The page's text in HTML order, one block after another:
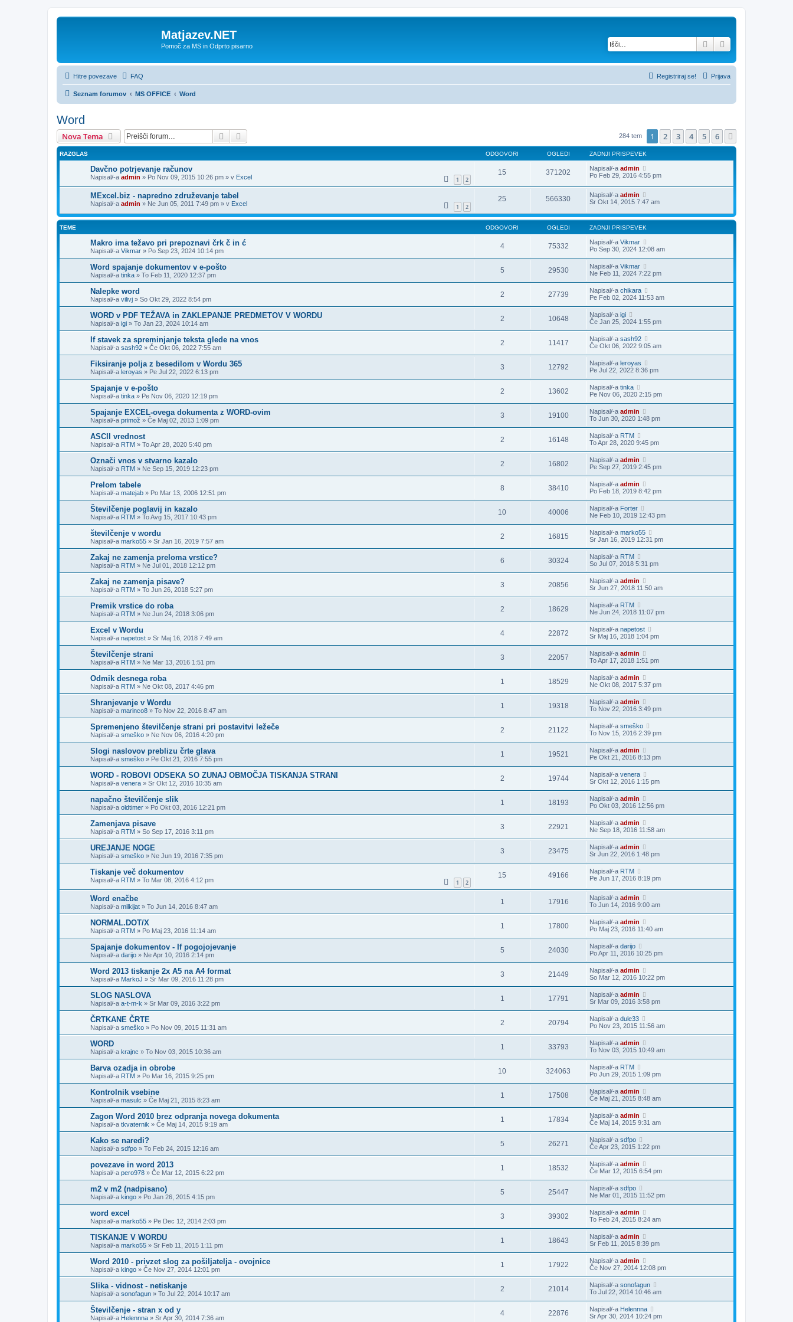
Matjazev.NET
Pomoč za MS in Odprto pisarno Iskanje
Hitre povezave FAQ Prijava
Registriraj se!
Seznam forumov MS OFFICE Word
Word
Nova Tema Iskanje 284 tem 1 2 3 4 5 6
RAZGLAS ODGOVORI OGLEDI ZADNJI PRISPEVEK
Davčno potrjevanje računov
Napisal/-a admin » Po Nov 09, 2015 10:26 pm » v Excel 1 2
15 371202 Napisal/-a admin
Po Feb 29, 2016 4:55 pm
MExcel.biz - napredno združevanje tabel
Napisal/-a admin » Ne Jun 05, 2011 7:49 pm » v Excel 1 2
25 566330 Napisal/-a admin
Sr Okt 14, 2015 7:47 am
TEME ODGOVORI OGLEDI ZADNJI PRISPEVEK
Makro ima težavo pri prepoznavi črk č in ć
Napisal/-a Vikmar » Po Sep 23, 2024 10:14 pm
4 75332 Napisal/-a Vikmar
Po Sep 30, 2024 12:08 am
Word spajanje dokumentov v e-pošto
Napisal/-a tinka » To Feb 11, 2020 12:37 pm
5 29530 Napisal/-a Vikmar
Ne Feb 11, 2024 7:22 pm
Nalepke word
Napisal/-a vilivj » So Okt 29, 2022 8:54 pm
2 27739 Napisal/-a chikara
Pe Feb 02, 2024 11:53 am
WORD v PDF TEŽAVA in ZAKLEPANJE PREDMETOV V WORDU
Napisal/-a igi » To Jan 23, 2024 10:14 am
2 10648 Napisal/-a igi
Če Jan 25, 2024 1:55 pm
If stavek za spreminjanje teksta glede na vnos
Napisal/-a sash92 » Če Okt 06, 2022 7:55 am
2 11417 Napisal/-a sash92
Če Okt 06, 2022 9:05 am
Fiksiranje polja z besedilom v Wordu 365
Napisal/-a leroyas » Pe Jul 22, 2022 6:13 pm
3 12792 Napisal/-a leroyas
Pe Jul 22, 2022 8:36 pm
Spajanje v e-pošto
Napisal/-a tinka » Pe Nov 06, 2020 12:19 pm
2 13602 Napisal/-a tinka
Pe Nov 06, 2020 2:15 pm
Spajanje EXCEL-ovega dokumenta z WORD-ovim
Napisal/-a primož » Če Maj 02, 2013 1:09 pm
3 19100 Napisal/-a admin
To Jun 30, 2020 1:48 pm
ASCII vrednost
Napisal/-a RTM » To Apr 28, 2020 5:40 pm
2 16148 Napisal/-a RTM
To Apr 28, 2020 9:45 pm
Označi vnos v stvarno kazalo
Napisal/-a RTM » Ne Sep 15, 2019 12:23 pm
2 16802 Napisal/-a admin
Pe Sep 27, 2019 2:45 pm
Prelom tabele
Napisal/-a matejab » Po Mar 13, 2006 12:51 pm
8 38410 Napisal/-a admin
Po Feb 18, 2019 8:42 pm
Številčenje poglavij in kazalo
Napisal/-a RTM » To Avg 15, 2017 10:43 pm
10 40006 Napisal/-a Forter
Ne Feb 10, 2019 12:43 pm
številčenje v wordu
Napisal/-a marko55 » Sr Jan 16, 2019 7:57 am
2 16815 Napisal/-a marko55
Sr Jan 16, 2019 12:31 pm
Zakaj ne zamenja preloma vrstice?
Napisal/-a RTM » Ne Jul 01, 2018 12:12 pm
6 30324 Napisal/-a RTM
So Jul 07, 2018 5:31 pm
Zakaj ne zamenja pisave?
Napisal/-a RTM » To Jun 26, 2018 5:27 pm
3 20856 Napisal/-a admin
Sr Jun 27, 2018 11:50 am
Premik vrstice do roba
Napisal/-a RTM » Ne Jun 24, 2018 3:06 pm
2 18629 Napisal/-a RTM
Ne Jun 24, 2018 11:07 pm
Excel v Wordu
Napisal/-a napetost » Sr Maj 16, 2018 7:49 am
4 22872 Napisal/-a napetost
Sr Maj 16, 2018 1:04 pm
Številčenje strani
Napisal/-a RTM » Ne Mar 13, 2016 1:51 pm
3 22057 Napisal/-a admin
To Apr 17, 2018 1:51 pm
Odmik desnega roba
Napisal/-a RTM » Ne Okt 08, 2017 4:46 pm
1 18529 Napisal/-a admin
Ne Okt 08, 2017 5:37 pm
Shranjevanje v Wordu
Napisal/-a marinco8 » To Nov 22, 2016 8:47 am
1 19318 Napisal/-a admin
To Nov 22, 2016 3:49 pm
Spremenjeno številčenje strani pri postavitvi ležeče
Napisal/-a smeško » Ne Nov 06, 2016 4:20 pm
2 21122 Napisal/-a smeško
To Nov 15, 2016 2:39 pm
Slogi naslovov preblizu črte glava
Napisal/-a smeško » Pe Okt 21, 2016 7:55 pm
1 19521 Napisal/-a admin
Pe Okt 21, 2016 8:13 pm
WORD - ROBOVI ODSEKA SO ZUNAJ OBMOČJA TISKANJA STRANI
Napisal/-a venera » Sr Okt 12, 2016 10:35 am
2 19744 Napisal/-a venera
Sr Okt 12, 2016 1:15 pm
napačno številčenje slik
Napisal/-a oldtimer » Po Okt 03, 2016 12:21 pm
1 18193 Napisal/-a admin
Po Okt 03, 2016 12:56 pm
Zamenjava pisave
Napisal/-a RTM » So Sep 17, 2016 3:11 pm
3 22921 Napisal/-a admin
Ne Sep 18, 2016 11:58 am
UREJANJE NOGE
Napisal/-a smeško » Ne Jun 19, 2016 7:35 pm
3 23475 Napisal/-a admin
Sr Jun 22, 2016 1:48 pm
Tiskanje več dokumentov
Napisal/-a RTM » To Mar 08, 2016 4:12 pm 1 2
15 49166 Napisal/-a RTM
Pe Jun 17, 2016 8:19 pm
Word enačbe
Napisal/-a milkijat » To Jun 14, 2016 8:47 am
1 17916 Napisal/-a admin
To Jun 14, 2016 9:00 am
NORMAL.DOT/X
Napisal/-a RTM » Po Maj 23, 2016 11:14 am
1 17800 Napisal/-a admin
Po Maj 23, 2016 11:40 am
Spajanje dokumentov - If pogojojevanje
Napisal/-a darijo » Ne Apr 10, 2016 2:14 pm
5 24030 Napisal/-a darijo
Po Apr 11, 2016 10:25 pm
Word 2013 tiskanje 2x A5 na A4 format
Napisal/-a MarkoJ » Sr Mar 09, 2016 11:28 pm
3 21449 Napisal/-a admin
So Mar 12, 2016 10:22 pm
SLOG NASLOVA
Napisal/-a a-t-m-k » Sr Mar 09, 2016 3:22 pm
1 17791 Napisal/-a admin
Sr Mar 09, 2016 3:58 pm
ČRTKANE ČRTE
Napisal/-a smeško » Po Nov 09, 2015 11:31 am
2 20794 Napisal/-a dule33
Po Nov 23, 2015 11:56 am
WORD
Napisal/-a krajnc » To Nov 03, 2015 10:36 am
1 33793 Napisal/-a admin
To Nov 03, 2015 10:49 am
Barva ozadja in obrobe
Napisal/-a RTM » Po Mar 16, 2015 9:25 pm
10 324063 Napisal/-a RTM
Po Jun 29, 2015 1:09 pm
Kontrolnik vsebine
Napisal/-a masulc » Če Maj 21, 2015 8:23 am
1 17508 Napisal/-a admin
Če Maj 21, 2015 8:48 am
Zagon Word 2010 brez odpranja novega dokumenta
Napisal/-a tkvaternik » Če Maj 14, 2015 9:19 am
1 17834 Napisal/-a admin
Če Maj 14, 2015 9:31 am
Kako se naredi?
Napisal/-a sdfpo » To Feb 24, 2015 12:16 am
5 26271 Napisal/-a sdfpo
Če Apr 23, 2015 1:22 pm
povezave in word 2013
Napisal/-a pero978 » Če Mar 12, 2015 6:22 pm
1 18532 Napisal/-a admin
Če Mar 12, 2015 6:54 pm
m2 v m2 (nadpisano)
Napisal/-a kingo » Po Jan 26, 2015 4:15 pm
5 25447 Napisal/-a sdfpo
Ne Mar 01, 2015 11:52 pm
word excel
Napisal/-a marko55 » Pe Dec 12, 2014 2:03 pm
3 39302 Napisal/-a admin
To Feb 24, 2015 8:24 am
TISKANJE V WORDU
Napisal/-a marko55 » Sr Feb 11, 2015 1:11 pm
1 18643 Napisal/-a admin
Sr Feb 11, 2015 8:39 pm
Word 2010 - privzet slog za pošiljatelja - ovojnice
Napisal/-a kingo » Če Nov 27, 2014 12:01 pm
1 17922 Napisal/-a admin
Če Nov 27, 2014 12:08 pm
Slika - vidnost - netiskanje
Napisal/-a sonofagun » To Jul 22, 2014 10:17 am
2 21014 Napisal/-a sonofagun
To Jul 22, 2014 10:46 am
Številčenje - stran x od y
Napisal/-a Helennna » Sr Apr 30, 2014 7:36 am
4 22876 Napisal/-a Helennna
Sr Apr 30, 2014 10:24 pm